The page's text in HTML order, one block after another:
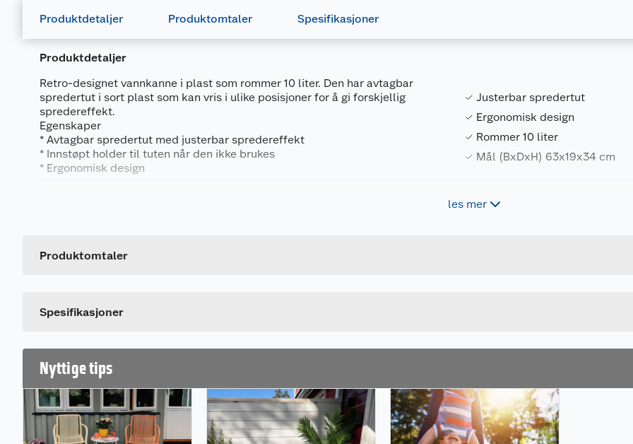
Produktdetaljer Produktomtaler Spesifikasjoner
Produktdetaljer
Retro-designet vannkanne i plast som rommer 10 liter. Den har avtagbar
spredertut i sort plast som kan vris i ulike posisjoner for å gi forskjellig
spredereffekt.
Egenskaper
* Avtagbar spredertut med justerbar spredereffekt
* Innstøpt holder til tuten når den ikke brukes
* Ergonomisk design
Mål (BxDxH) 63x19x34 cm
Justerbar spredertut
Ergonomisk design
Rommer 10 liter
Mål (BxDxH) 63x19x34 cm
les mer
Produktomtaler
Spesifikasjoner
Leverandørens artikkelnummer
Forpakningsmål
Nyttige tips